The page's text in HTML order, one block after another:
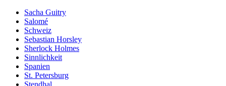
Sacha Guitry
Salomé
Schweiz
Sebastian Horsley
Sherlock Holmes
Sinnlichkeit
Spanien
St. Petersburg
Stendhal